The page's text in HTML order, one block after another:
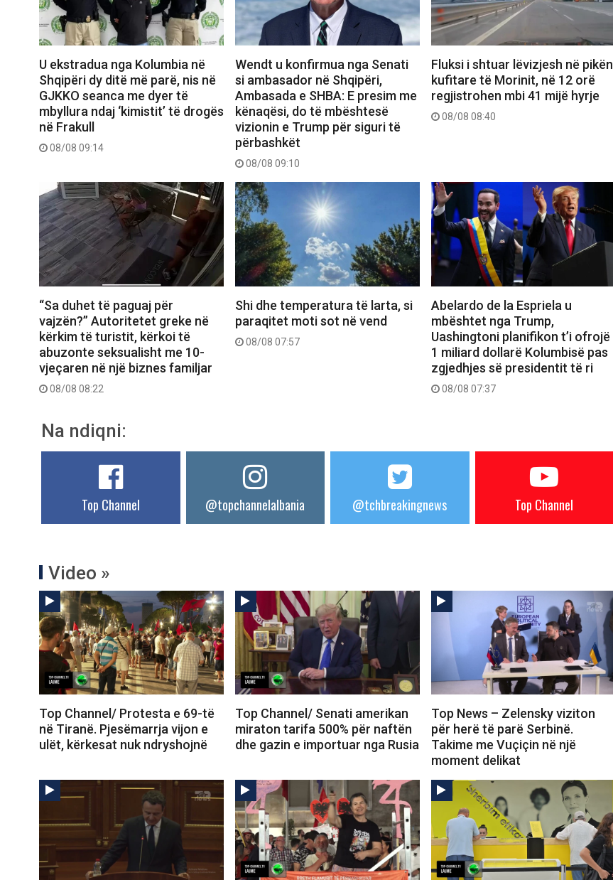
U ekstradua nga Kolumbia në
Shqipëri dy ditë më parë, nis në
GJKKO seanca me dyer të
mbyllura ndaj ‘kimistit’ të drogës
në Frakull
08/08 09:14
Wendt u konfirmua nga Senati
si ambasador në Shqipëri,
Ambasada e SHBA: E presim me
kënaqësi, do të mbështesë
vizionin e Trump për siguri të
përbashkët
08/08 09:10
Fluksi i shtuar lëvizjesh në pikën
kufitare të Morinit, në 12 orë
regjistrohen mbi 41 mijë hyrje
08/08 08:40
“Sa duhet të paguaj për
vajzën?” Autoritetet greke në
kërkim të turistit, kërkoi të
abuzonte seksualisht me 10-
vjeçaren në një biznes familjar
08/08 08:22
Shi dhe temperatura të larta, si
paraqitet moti sot në vend
08/08 07:57
Abelardo de la Espriela u
mbështet nga Trump,
Uashingtoni planifikon t’i ofrojë
1 miliard dollarë Kolumbisë pas
zgjedhjes së presidentit të ri
08/08 07:37
Na ndiqni:
Top Channel @topchannelalbania @tchbreakingnews Top Channel
Video »
Top Channel/ Protesta e 69-të
në Tiranë. Pjesëmarrja vijon e
ulët, kërkesat nuk ndryshojnë
Top Channel/ Senati amerikan
miraton tarifa 500% për naftën
dhe gazin e importuar nga Rusia
Top News – Zelensky viziton
për herë të parë Serbinë.
Takime me Vuçiçin në një
moment delikat